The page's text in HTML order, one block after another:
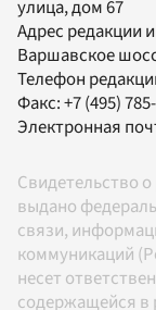
улица, дом 67
Адрес редакции
Варшавское
Телефон
Факс:+7 (495)
Электронная
Свидетельство
выдано
связи,
коммуникаций
несет
содержащейся в